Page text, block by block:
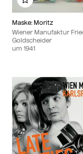
Maske: Moritz
Wiener Manufaktur
Goldscheider
um 1941
Zu meinem